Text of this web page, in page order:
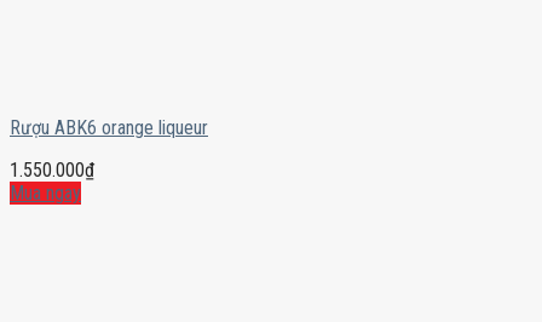
Rượu ABK6 orange liqueur
1.550.000₫
Mua ngay